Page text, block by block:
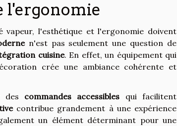
l'ergonomie
vapeur, l'esthétique et l'ergonomie doivent
n'est pas seulement une question de
cuisine. En effet, un équipement qui
crée une ambiance cohérente et
des commandes accessibles qui facilitent
contribue grandement à une expérience
un élément déterminant pour une